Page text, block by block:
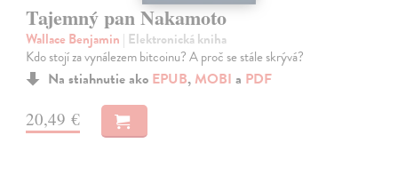
Tajemný pan Nakamoto
Wallace Benjamin | Elektronická kniha
Kdo stojí za vynálezem bitcoinu? A proč se stále skrývá?
Na stiahnutie ako EPUB, MOBI a PDF
20,49 €